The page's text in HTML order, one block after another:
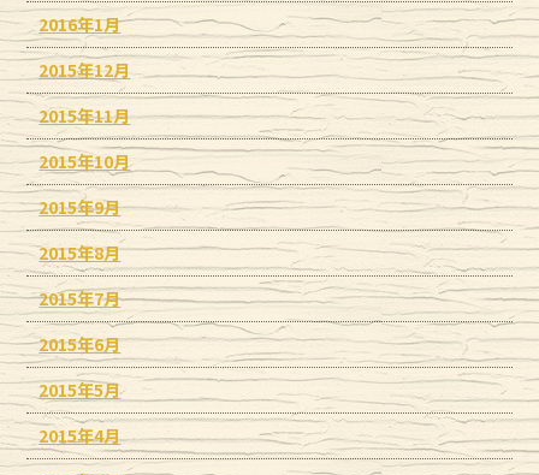
2016年1月
2015年12月
2015年11月
2015年10月
2015年9月
2015年8月
2015年7月
2015年6月
2015年5月
2015年4月